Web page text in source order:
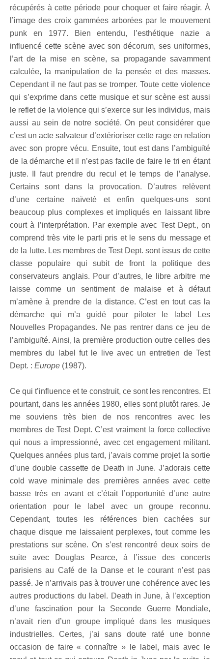
récupérés à cette période pour choquer et faire réagir. À
l’image des croix gammées arborées par le mouvement
punk en 1977. Bien entendu, l’esthétique nazie a
influencé cette scène avec son décorum, ses uniformes,
l’art de la mise en scène, sa propagande savamment
calculée, la manipulation de la pensée et des masses.
Cependant il ne faut pas se tromper. Toute cette violence
qui s’exprime dans cette musique et sur scène est aussi
le reflet de la violence qui s’exerce sur les individus, mais
aussi au sein de notre société. On peut considérer que
c’est un acte salvateur d’extérioriser cette rage en relation
avec son propre vécu. Ensuite, tout est dans l’ambiguïté
de la démarche et il n’est pas facile de faire le tri en étant
juste. Il faut prendre du recul et le temps de l’analyse.
Certains sont dans la provocation. D’autres relèvent
d’une certaine naïveté et enfin quelques-uns sont
beaucoup plus complexes et impliqués en laissant libre
court à l’interprétation. Par exemple avec Test Dept., on
comprend très vite le parti pris et le sens du message et
de la lutte. Les membres de Test Dept. sont issus de cette
classe populaire qui subit de front la politique des
conservateurs anglais. Pour d’autres, le libre arbitre me
laisse comme un sentiment de malaise et à défaut
m’amène à prendre de la distance. C’est en tout cas la
démarche qui m’a guidé pour piloter le label Les
Nouvelles Propagandes. Ne pas rentrer dans ce jeu de
l’ambiguïté. Ainsi, la première production outre celles des
membres du label fut le live avec un entretien de Test
Dept. : Europe (1987).
Ce qui t’influence et te construit, ce sont les rencontres. Et
pourtant, dans les années 1980, elles sont plutôt rares. Je
me souviens très bien de nos rencontres avec les
membres de Test Dept. C’est vraiment la force collective
qui nous a impressionné, avec cet engagement militant.
Quelques années plus tard, j’avais comme projet la sortie
d’une double cassette de Death in June. J’adorais cette
cold wave minimale des premières années avec cette
basse très en avant et c’était l’opportunité d’une autre
orientation pour le label avec un groupe reconnu.
Cependant, toutes les références bien cachées sur
chaque disque me laissaient perplexes, tout comme les
prestations sur scène. On s’est rencontré deux soirs de
suite avec Douglas Pearce, à l’issue des concerts
parisiens au Café de la Danse et le courant n’est pas
passé. Je n’arrivais pas à trouver une cohérence avec les
autres productions du label. Death in June, à l’exception
d’une fascination pour la Seconde Guerre Mondiale,
n’avait rien d’un groupe impliqué dans les musiques
industrielles. Certes, j’ai sans doute raté une bonne
occasion de faire « connaître » le label, mais avec le